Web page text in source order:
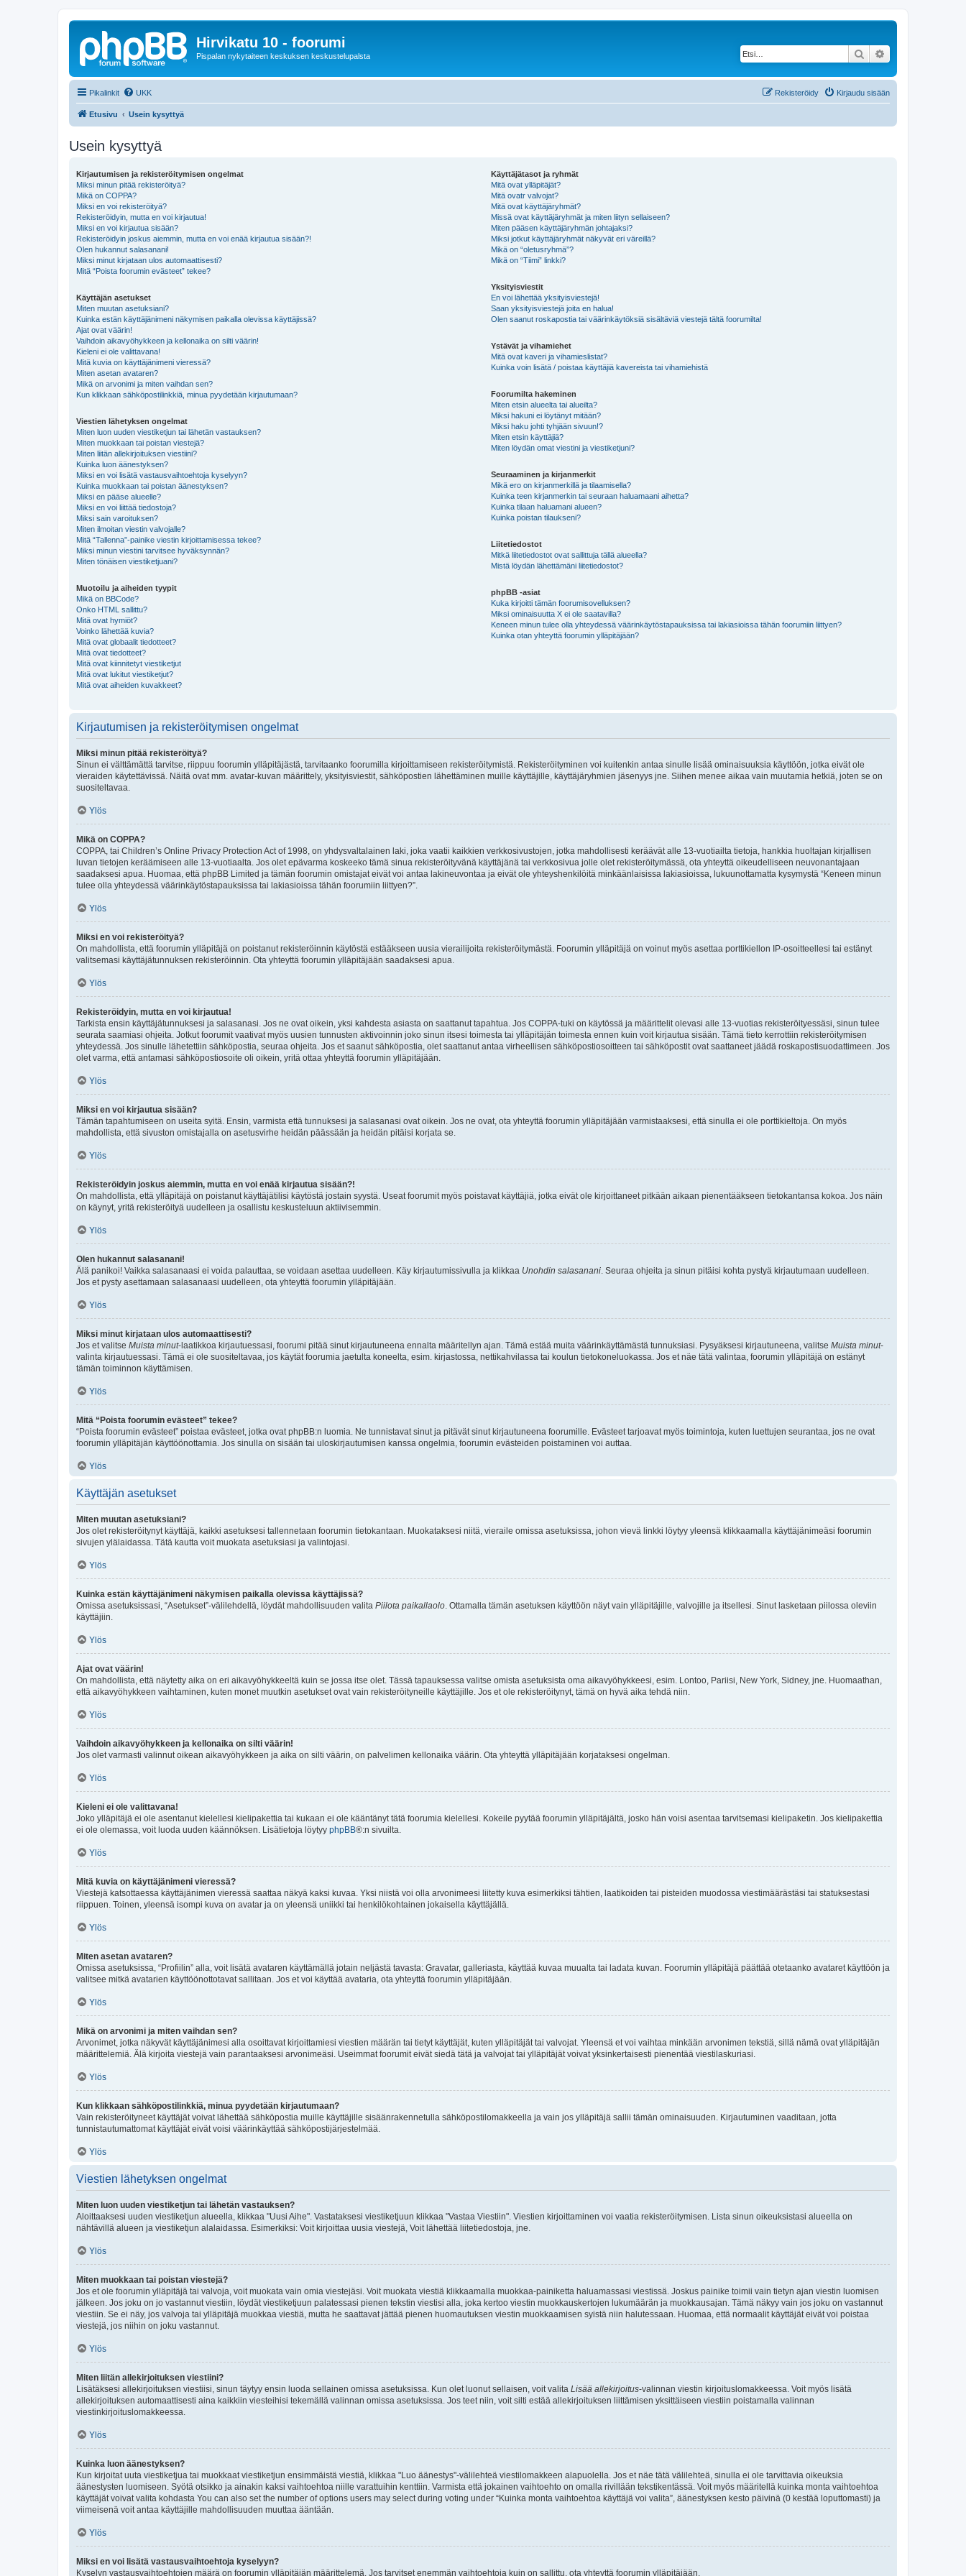
Hirvikatu 10 - foorumi
Pispalan nykytaiteen keskuksen keskustelupalsta Etsi
Pikalinkit UKK Kirjaudu sisään
Rekisteröidy
Etusivu Usein kysyttyä
Usein kysyttyä
Kirjautumisen ja rekisteröitymisen ongelmat
Miksi minun pitää rekisteröityä?
Mikä on COPPA?
Miksi en voi rekisteröityä?
Rekisteröidyin, mutta en voi kirjautua!
Miksi en voi kirjautua sisään?
Rekisteröidyin joskus aiemmin, mutta en voi enää kirjautua sisään?!
Olen hukannut salasanani!
Miksi minut kirjataan ulos automaattisesti?
Mitä “Poista foorumin evästeet” tekee?
Käyttäjän asetukset
Miten muutan asetuksiani?
Kuinka estän käyttäjänimeni näkymisen paikalla olevissa käyttäjissä?
Ajat ovat väärin!
Vaihdoin aikavyöhykkeen ja kellonaika on silti väärin!
Kieleni ei ole valittavana!
Mitä kuvia on käyttäjänimeni vieressä?
Miten asetan avataren?
Mikä on arvonimi ja miten vaihdan sen?
Kun klikkaan sähköpostilinkkiä, minua pyydetään kirjautumaan?
Viestien lähetyksen ongelmat
Miten luon uuden viestiketjun tai lähetän vastauksen?
Miten muokkaan tai poistan viestejä?
Miten liitän allekirjoituksen viestiini?
Kuinka luon äänestyksen?
Miksi en voi lisätä vastausvaihtoehtoja kyselyyn?
Kuinka muokkaan tai poistan äänestyksen?
Miksi en pääse alueelle?
Miksi en voi liittää tiedostoja?
Miksi sain varoituksen?
Miten ilmoitan viestin valvojalle?
Mitä “Tallenna”-painike viestin kirjoittamisessa tekee?
Miksi minun viestini tarvitsee hyväksynnän?
Miten tönäisen viestiketjuani?
Muotoilu ja aiheiden tyypit
Mikä on BBCode?
Onko HTML sallittu?
Mitä ovat hymiöt?
Voinko lähettää kuvia?
Mitä ovat globaalit tiedotteet?
Mitä ovat tiedotteet?
Mitä ovat kiinnitetyt viestiketjut
Mitä ovat lukitut viestiketjut?
Mitä ovat aiheiden kuvakkeet?
Käyttäjätasot ja ryhmät
Mitä ovat ylläpitäjät?
Mitä ovatr valvojat?
Mitä ovat käyttäjäryhmät?
Missä ovat käyttäjäryhmät ja miten liityn sellaiseen?
Miten pääsen käyttäjäryhmän johtajaksi?
Miksi jotkut käyttäjäryhmät näkyvät eri väreillä?
Mikä on “oletusryhmä”?
Mikä on “Tiimi” linkki?
Yksityisviestit
En voi lähettää yksityisviestejä!
Saan yksityisviestejä joita en halua!
Olen saanut roskapostia tai väärinkäytöksiä sisältäviä viestejä tältä foorumilta!
Ystävät ja vihamiehet
Mitä ovat kaveri ja vihamieslistat?
Kuinka voin lisätä / poistaa käyttäjiä kavereista tai vihamiehistä
Foorumilta hakeminen
Miten etsin alueelta tai alueilta?
Miksi hakuni ei löytänyt mitään?
Miksi haku johti tyhjään sivuun!?
Miten etsin käyttäjiä?
Miten löydän omat viestini ja viestiketjuni?
Seuraaminen ja kirjanmerkit
Mikä ero on kirjanmerkillä ja tilaamisella?
Kuinka teen kirjanmerkin tai seuraan haluamaani aihetta?
Kuinka tilaan haluamani alueen?
Kuinka poistan tilaukseni?
Liitetiedostot
Mitkä liitetiedostot ovat sallittuja tällä alueella?
Mistä löydän lähettämäni liitetiedostot?
phpBB -asiat
Kuka kirjoitti tämän foorumisovelluksen?
Miksi ominaisuutta X ei ole saatavilla?
Keneen minun tulee olla yhteydessä väärinkäytöstapauksissa tai lakiasioissa tähän foorumiin liittyen?
Kuinka otan yhteyttä foorumin ylläpitäjään?
Kirjautumisen ja rekisteröitymisen ongelmat
Miksi minun pitää rekisteröityä?
Sinun ei välttämättä tarvitse, riippuu foorumin ylläpitäjästä, tarvitaanko foorumilla kirjoittamiseen rekisteröitymistä. Rekisteröityminen voi kuitenkin antaa sinulle lisää ominaisuuksia käyttöön, jotka eivät ole
vieraiden käytettävissä. Näitä ovat mm. avatar-kuvan määrittely, yksityisviestit, sähköpostien lähettäminen muille käyttäjille, käyttäjäryhmien jäsenyys jne. Siihen menee aikaa vain muutamia hetkiä, joten se on
suositeltavaa.
Ylös
Mikä on COPPA?
COPPA, tai Children’s Online Privacy Protection Act of 1998, on yhdysvaltalainen laki, joka vaatii kaikkien verkkosivustojen, jotka mahdollisesti keräävät alle 13-vuotiailta tietoja, hankkia huoltajan kirjallisen
luvan tietojen keräämiseen alle 13-vuotiaalta. Jos olet epävarma koskeeko tämä sinua rekisteröityvänä käyttäjänä tai verkkosivua jolle olet rekisteröitymässä, ota yhteyttä oikeudelliseen neuvonantajaan
saadaksesi apua. Huomaa, että phpBB Limited ja tämän foorumin omistajat eivät voi antaa lakineuvontaa ja eivät ole yhteyshenkilöitä minkäänlaisissa lakiasioissa, lukuunottamatta kysymystä “Keneen minun
tulee olla yhteydessä väärinkäytöstapauksissa tai lakiasioissa tähän foorumiin liittyen?”.
Ylös
Miksi en voi rekisteröityä?
On mahdollista, että foorumin ylläpitäjä on poistanut rekisteröinnin käytöstä estääkseen uusia vierailijoita rekisteröitymästä. Foorumin ylläpitäjä on voinut myös asettaa porttikiellon IP-osoitteellesi tai estänyt
valitsemasi käyttäjätunnuksen rekisteröinnin. Ota yhteyttä foorumin ylläpitäjään saadaksesi apua.
Ylös
Rekisteröidyin, mutta en voi kirjautua!
Tarkista ensin käyttäjätunnuksesi ja salasanasi. Jos ne ovat oikein, yksi kahdesta asiasta on saattanut tapahtua. Jos COPPA-tuki on käytössä ja määrittelit olevasi alle 13-vuotias rekisteröityessäsi, sinun tulee
seurata saamiasi ohjeita. Jotkut foorumit vaativat myös uusien tunnusten aktivoinnin joko sinun itsesi toimesta tai ylläpitäjän toimesta ennen kuin voit kirjautua sisään. Tämä tieto kerrottiin rekisteröitymisen
yhteydessä. Jos sinulle lähetettiin sähköpostia, seuraa ohjeita. Jos et saanut sähköpostia, olet saattanut antaa virheellisen sähköpostiosoitteen tai sähköpostit ovat saattaneet jäädä roskapostisuodattimeen. Jos
olet varma, että antamasi sähköpostiosoite oli oikein, yritä ottaa yhteyttä foorumin ylläpitäjään.
Ylös
Miksi en voi kirjautua sisään?
Tämän tapahtumiseen on useita syitä. Ensin, varmista että tunnuksesi ja salasanasi ovat oikein. Jos ne ovat, ota yhteyttä foorumin ylläpitäjään varmistaaksesi, että sinulla ei ole porttikieltoja. On myös
mahdollista, että sivuston omistajalla on asetusvirhe heidän päässään ja heidän pitäisi korjata se.
Ylös
Rekisteröidyin joskus aiemmin, mutta en voi enää kirjautua sisään?!
On mahdollista, että ylläpitäjä on poistanut käyttäjätilisi käytöstä jostain syystä. Useat foorumit myös poistavat käyttäjiä, jotka eivät ole kirjoittaneet pitkään aikaan pienentääkseen tietokantansa kokoa. Jos näin
on käynyt, yritä rekisteröityä uudelleen ja osallistu keskusteluun aktiivisemmin.
Ylös
Olen hukannut salasanani!
Älä panikoi! Vaikka salasanaasi ei voida palauttaa, se voidaan asettaa uudelleen. Käy kirjautumissivulla ja klikkaa Unohdin salasanani . Seuraa ohjeita ja sinun pitäisi kohta pystyä kirjautumaan uudelleen.
Jos et pysty asettamaan salasanaasi uudelleen, ota yhteyttä foorumin ylläpitäjään.
Ylös
Miksi minut kirjataan ulos automaattisesti?
Jos et valitse Muista minut-laatikkoa kirjautuessasi, foorumi pitää sinut kirjautuneena ennalta määritellyn ajan. Tämä estää muita väärinkäyttämästä tunnuksiasi. Pysyäksesi kirjautuneena, valitse Muista minut-
valinta kirjautuessasi. Tämä ei ole suositeltavaa, jos käytät foorumia jaetulta koneelta, esim. kirjastossa, nettikahvilassa tai koulun tietokoneluokassa. Jos et näe tätä valintaa, foorumin ylläpitäjä on estänyt
tämän toiminnon käyttämisen.
Ylös
Mitä “Poista foorumin evästeet” tekee?
“Poista foorumin evästeet” poistaa evästeet, jotka ovat phpBB:n luomia. Ne tunnistavat sinut ja pitävät sinut kirjautuneena foorumille. Evästeet tarjoavat myös toimintoja, kuten luettujen seurantaa, jos ne ovat
foorumin ylläpitäjän käyttöönottamia. Jos sinulla on sisään tai uloskirjautumisen kanssa ongelmia, foorumin evästeiden poistaminen voi auttaa.
Ylös
Käyttäjän asetukset
Miten muutan asetuksiani?
Jos olet rekisteröitynyt käyttäjä, kaikki asetuksesi tallennetaan foorumin tietokantaan. Muokataksesi niitä, vieraile omissa asetuksissa, johon vievä linkki löytyy yleensä klikkaamalla käyttäjänimeäsi foorumin
sivujen ylälaidassa. Tätä kautta voit muokata asetuksiasi ja valintojasi.
Ylös
Kuinka estän käyttäjänimeni näkymisen paikalla olevissa käyttäjissä?
Omissa asetuksissasi, “Asetukset”-välilehdellä, löydät mahdollisuuden valita Piilota paikallaolo . Ottamalla tämän asetuksen käyttöön näyt vain ylläpitäjille, valvojille ja itsellesi. Sinut lasketaan piilossa oleviin
käyttäjiin.
Ylös
Ajat ovat väärin!
On mahdollista, että näytetty aika on eri aikavyöhykkeeltä kuin se jossa itse olet. Tässä tapauksessa valitse omista asetuksista oma aikavyöhykkeesi, esim. Lontoo, Pariisi, New York, Sidney, jne. Huomaathan,
että aikavyöhykkeen vaihtaminen, kuten monet muutkin asetukset ovat vain rekisteröityneille käyttäjille. Jos et ole rekisteröitynyt, tämä on hyvä aika tehdä niin.
Ylös
Vaihdoin aikavyöhykkeen ja kellonaika on silti väärin!
Jos olet varmasti valinnut oikean aikavyöhykkeen ja aika on silti väärin, on palvelimen kellonaika väärin. Ota yhteyttä ylläpitäjään korjataksesi ongelman.
Ylös
Kieleni ei ole valittavana!
Joko ylläpitäjä ei ole asentanut kielellesi kielipakettia tai kukaan ei ole kääntänyt tätä foorumia kielellesi. Kokeile pyytää foorumin ylläpitäjältä, josko hän voisi asentaa tarvitsemasi kielipaketin. Jos kielipakettia
ei ole olemassa, voit luoda uuden käännöksen. Lisätietoja löytyy phpBB®:n sivuilta.
Ylös
Mitä kuvia on käyttäjänimeni vieressä?
Viestejä katsottaessa käyttäjänimen vieressä saattaa näkyä kaksi kuvaa. Yksi niistä voi olla arvonimeesi liitetty kuva esimerkiksi tähtien, laatikoiden tai pisteiden muodossa viestimäärästäsi tai statuksestasi
riippuen. Toinen, yleensä isompi kuva on avatar ja on yleensä uniikki tai henkilökohtainen jokaisella käyttäjällä.
Ylös
Miten asetan avataren?
Omissa asetuksissa, “Profiilin” alla, voit lisätä avataren käyttämällä jotain neljästä tavasta: Gravatar, galleriasta, käyttää kuvaa muualta tai ladata kuvan. Foorumin ylläpitäjä päättää otetaanko avataret käyttöön ja
valitsee mitkä avatarien käyttöönottotavat sallitaan. Jos et voi käyttää avataria, ota yhteyttä foorumin ylläpitäjään.
Ylös
Mikä on arvonimi ja miten vaihdan sen?
Arvonimet, jotka näkyvät käyttäjänimesi alla osoittavat kirjoittamiesi viestien määrän tai tietyt käyttäjät, kuten ylläpitäjät tai valvojat. Yleensä et voi vaihtaa minkään arvonimen tekstiä, sillä nämä ovat ylläpitäjän
määrittelemiä. Älä kirjoita viestejä vain parantaaksesi arvonimeäsi. Useimmat foorumit eivät siedä tätä ja valvojat tai ylläpitäjät voivat yksinkertaisesti pienentää viestilaskuriasi.
Ylös
Kun klikkaan sähköpostilinkkiä, minua pyydetään kirjautumaan?
Vain rekisteröityneet käyttäjät voivat lähettää sähköpostia muille käyttäjille sisäänrakennetulla sähköpostilomakkeella ja vain jos ylläpitäjä sallii tämän ominaisuuden. Kirjautuminen vaaditaan, jotta
tunnistautumattomat käyttäjät eivät voisi väärinkäyttää sähköpostijärjestelmää.
Ylös
Viestien lähetyksen ongelmat
Miten luon uuden viestiketjun tai lähetän vastauksen?
Aloittaaksesi uuden viestiketjun alueella, klikkaa "Uusi Aihe". Vastataksesi viestiketjuun klikkaa "Vastaa Viestiin". Viestien kirjoittaminen voi vaatia rekisteröitymisen. Lista sinun oikeuksistasi alueella on
nähtävillä alueen ja viestiketjun alalaidassa. Esimerkiksi: Voit kirjoittaa uusia viestejä, Voit lähettää liitetiedostoja, jne.
Ylös
Miten muokkaan tai poistan viestejä?
Jos et ole foorumin ylläpitäjä tai valvoja, voit muokata vain omia viestejäsi. Voit muokata viestiä klikkaamalla muokkaa-painiketta haluamassasi viestissä. Joskus painike toimii vain tietyn ajan viestin luomisen
jälkeen. Jos joku on jo vastannut viestiin, löydät viestiketjuun palatessasi pienen tekstin viestisi alla, joka kertoo viestin muokkauskertojen lukumäärän ja muokkausajan. Tämä näkyy vain jos joku on vastannut
viestiin. Se ei näy, jos valvoja tai ylläpitäjä muokkaa viestiä, mutta he saattavat jättää pienen huomautuksen viestin muokkaamisen syistä niin halutessaan. Huomaa, että normaalit käyttäjät eivät voi poistaa
viestejä, jos niihin on joku vastannut.
Ylös
Miten liitän allekirjoituksen viestiini?
Lisätäksesi allekirjoituksen viestiisi, sinun täytyy ensin luoda sellainen omissa asetuksissa. Kun olet luonut sellaisen, voit valita Lisää allekirjoitus-valinnan viestin kirjoituslomakkeessa. Voit myös lisätä
allekirjoituksen automaattisesti aina kaikkiin viesteihisi tekemällä valinnan omissa asetuksissa. Jos teet niin, voit silti estää allekirjoituksen liittämisen yksittäiseen viestiin poistamalla valinnan
viestinkirjoituslomakkeessa.
Ylös
Kuinka luon äänestyksen?
Kun kirjoitat uuta viestiketjua tai muokkaat viestiketjun ensimmäistä viestiä, klikkaa "Luo äänestys"-välilehteä viestilomakkeen alapuolella. Jos et näe tätä välilehteä, sinulla ei ole tarvittavia oikeuksia
äänestysten luomiseen. Syötä otsikko ja ainakin kaksi vaihtoehtoa niille varattuihin kenttiin. Varmista että jokainen vaihtoehto on omalla rivillään tekstikentässä. Voit myös määritellä kuinka monta vaihtoehtoa
käyttäjät voivat valita kohdasta You can also set the number of options users may select during voting under “Kuinka monta vaihtoehtoa käyttäjä voi valita”, äänestyksen kesto päivinä (0 kestää loputtomasti) ja
viimeisenä voit antaa käyttäjille mahdollisuuden muuttaa ääntään.
Ylös
Miksi en voi lisätä vastausvaihtoehtoja kyselyyn?
Kyselyn vastausvaihtoehtojen määrä on foorumin ylläpitäjän määrittelemä. Jos tarvitset enemmän vaihtoehtoja kuin on sallittu, ota yhteyttä foorumin ylläpitäjään.